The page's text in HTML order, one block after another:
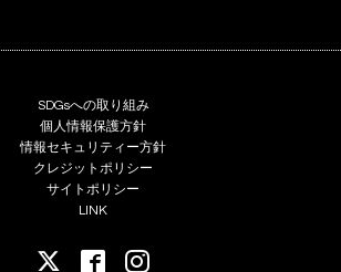
SDGsへの取り組み
個人情報保護方針
情報セキュリティー方針
クレジットポリシー
サイトポリシー
LINK